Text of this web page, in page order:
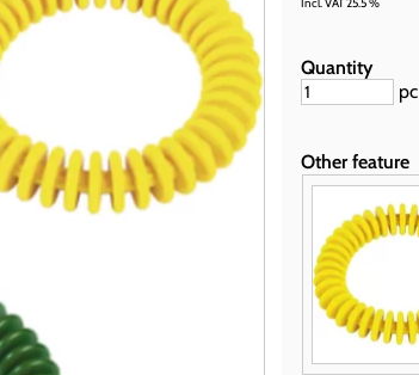
Quantity
pc
Other feature